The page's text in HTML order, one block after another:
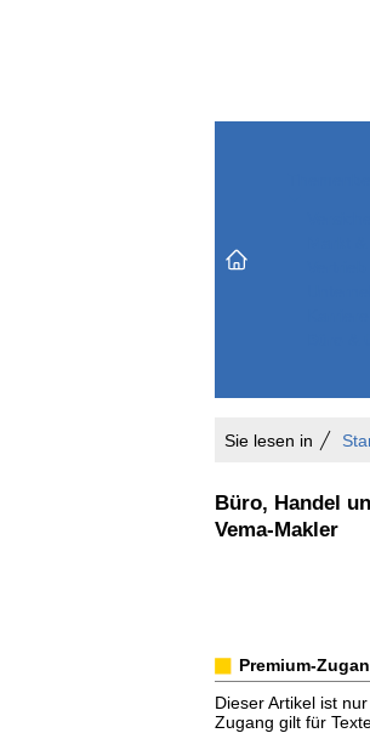
Sie lesen in
Büro, Handel
Vema-Makler
Premium-
Dieser Artikel ist
Zugang gilt für